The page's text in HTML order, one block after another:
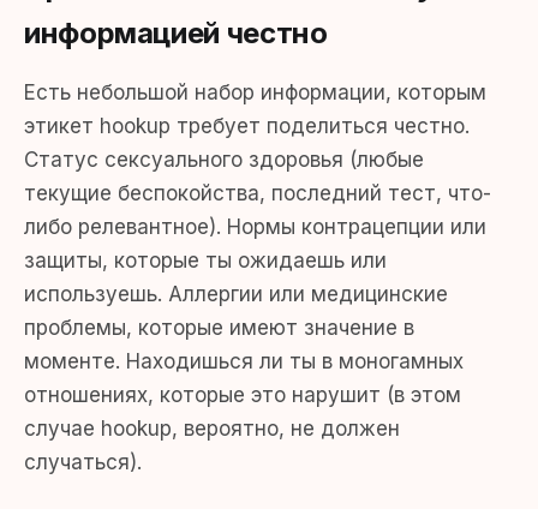
информацией честно
Есть небольшой набор информации, которым
этикет hookup требует поделиться честно.
Статус сексуального здоровья (любые
текущие беспокойства, последний тест, что-
либо релевантное). Нормы контрацепции или
защиты, которые ты ожидаешь или
используешь. Аллергии или медицинские
проблемы, которые имеют значение в
моменте. Находишься ли ты в моногамных
отношениях, которые это нарушит (в этом
случае hookup, вероятно, не должен
случаться).